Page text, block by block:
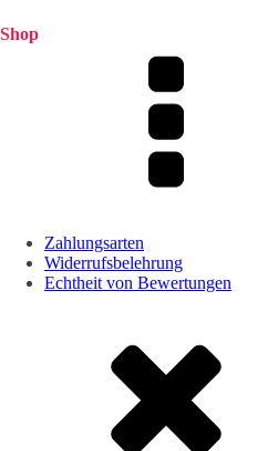
Shop
Zahlungsarten
Widerrufsbelehrung
Echtheit von Bewertungen